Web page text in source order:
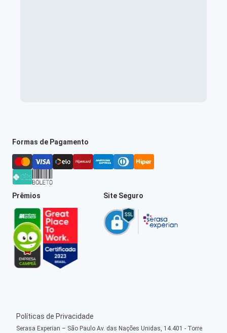
Formas de Pagamento
Prêmios Site Seguro
Políticas de Privacidade
Serasa Experian – São Paulo Av. das Nações Unidas, 14.401 - Torre